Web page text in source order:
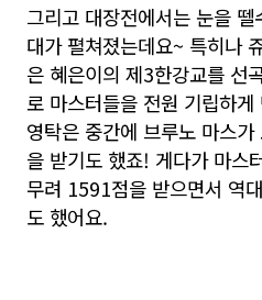
그리고 대장전에서는 눈을
대가 펼쳐졌는데요~ 특히나
은 혜은이의 제3한강교를 선
로 마스터들을 전원 기립하
영탁은 중간에 브루노 마스
을 받기도 했죠! 게다가 마스
무려 1591점을 받으면서 역
도 했어요.